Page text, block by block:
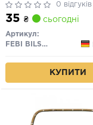
0 відгуків
35 ₴ сьогодні
Артикул:
FEBI BILSTEIN
КУПИТИ